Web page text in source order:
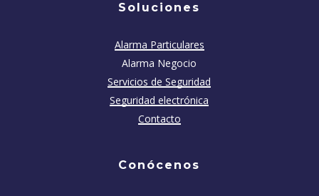
Soluciones
Alarma Particulares
Alarma Negocio
Servicios de Seguridad
Seguridad electrónica
Contacto
Conócenos